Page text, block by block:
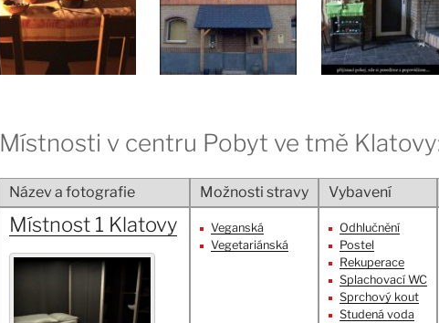
Místnosti v centru Pobyt ve tmě
Název a fotografie Možnosti stravy Vybavení
Místnost 1 Klatovy
Veganská
Vegetariánská
Odhlučnění
Postel
Rekuperace
Splachovací WC
Sprchový kout
Studená voda